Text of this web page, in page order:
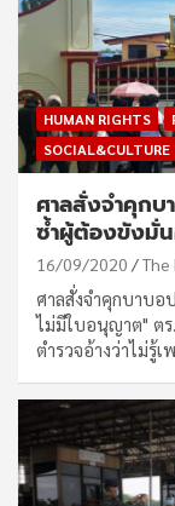
HUMAN RIGHTS
SOCIAL&CULTURE
ศาลสั่งจำคุกบ
ซ้ำผู้ต้องขังมั่
16/09/2020 The
ศาลสั่งจำคุกบาบอ
ไม่มีใบอนุญาต" ต
ตำรวจอ้างว่าไม่รู้เ